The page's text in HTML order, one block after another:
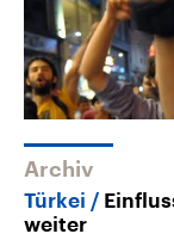
Archiv
Türkei
weiter